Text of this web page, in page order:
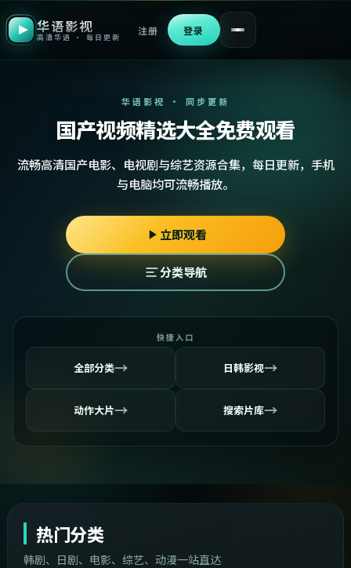
华语影视
高清华语 · 每日更新
注册 登录
华语影视 · 同步更新
国产视频精选大全免费观看
流畅高清国产电影、电视剧与综艺资源合集，每日更新，手机
与电脑均可流畅播放。
立即观看
分类导航
快捷入口
全部分类→ 日韩影视→
动作大片→ 搜索片库→
热门分类
韩剧、日剧、电影、综艺、动漫一站直达